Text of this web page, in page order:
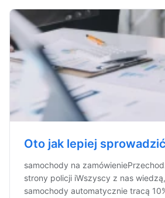
Oto jak lepiej
samochody na
strony policji iWszyscy z nas
samochody automatycznie tracą